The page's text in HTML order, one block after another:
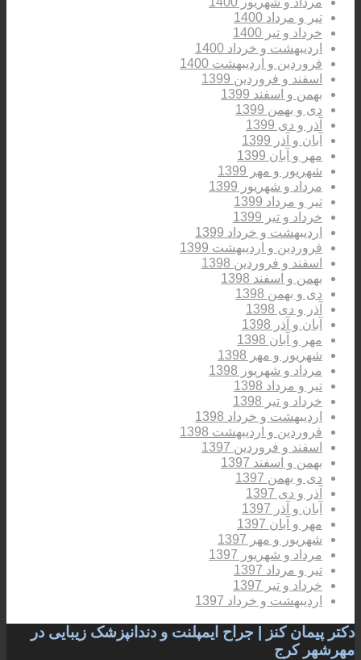
تیر و مرداد 1400
خرداد و تیر 1400
اردیبهشت و خرداد 1400
فروردین و اردیبهشت 1400
اسفند و فروردین 1399
بهمن و اسفند 1399
دی و بهمن 1399
آذر و دی 1399
آبان و آذر 1399
مهر و آبان 1399
شهریور و مهر 1399
مرداد و شهریور 1399
تیر و مرداد 1399
خرداد و تیر 1399
اردیبهشت و خرداد 1399
فروردین و اردیبهشت 1399
اسفند و فروردین 1398
بهمن و اسفند 1398
دی و بهمن 1398
آذر و دی 1398
آبان و آذر 1398
مهر و آبان 1398
شهریور و مهر 1398
مرداد و شهریور 1398
تیر و مرداد 1398
خرداد و تیر 1398
اردیبهشت و خرداد 1398
فروردین و اردیبهشت 1398
اسفند و فروردین 1397
بهمن و اسفند 1397
دی و بهمن 1397
آذر و دی 1397
آبان و آذر 1397
مهر و آبان 1397
شهریور و مهر 1397
مرداد و شهریور 1397
تیر و مرداد 1397
خرداد و تیر 1397
اردیبهشت و خرداد 1397
دکتر پیمان کنز | جراح ایمپلنت و دندانپزشک زیبایی در
مهرشهر کرج